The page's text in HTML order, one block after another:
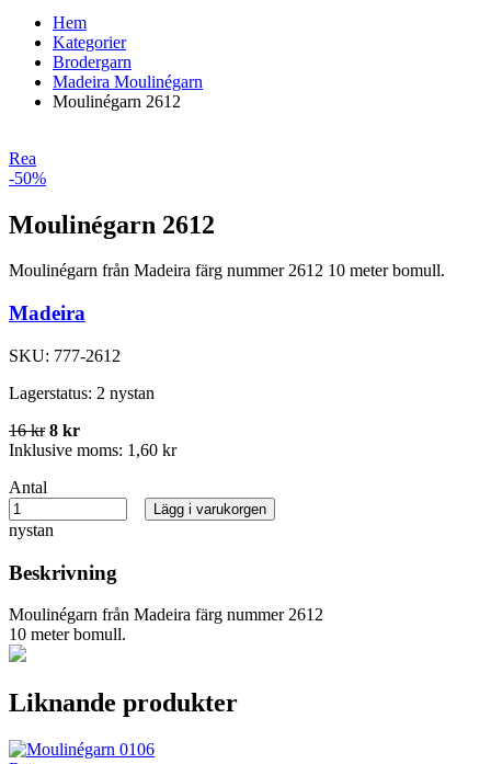
Hem
Kategorier
Brodergarn
Madeira Moulinégarn
Moulinégarn 2612
Rea
-50%
Moulinégarn 2612
Moulinégarn från Madeira färg nummer 2612 10 meter bomull.
Madeira
SKU: 777-2612
Lagerstatus: 2 nystan
16 kr 8 kr
Inklusive moms: 1,60 kr
Antal
nystan
Lägg i varukorgen
Beskrivning
Moulinégarn från Madeira färg nummer 2612
10 meter bomull.
Liknande produkter